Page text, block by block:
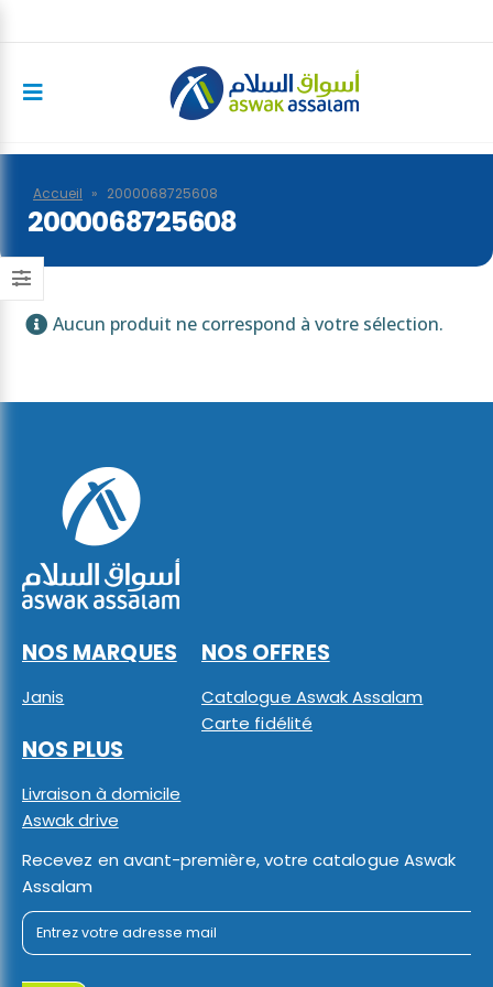
Accueil » 2000068725608
2000068725608
Aucun produit ne correspond à votre sélection.
NOS MARQUES
Janis
NOS OFFRES
Catalogue Aswak Assalam
Carte fidélité
NOS PLUS
Livraison à domicile
Aswak drive
Recevez en avant-première, votre catalogue Aswak
Assalam